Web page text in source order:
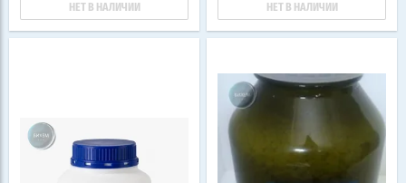
НЕТ В НАЛИЧИИ НЕТ В НАЛИЧИИ